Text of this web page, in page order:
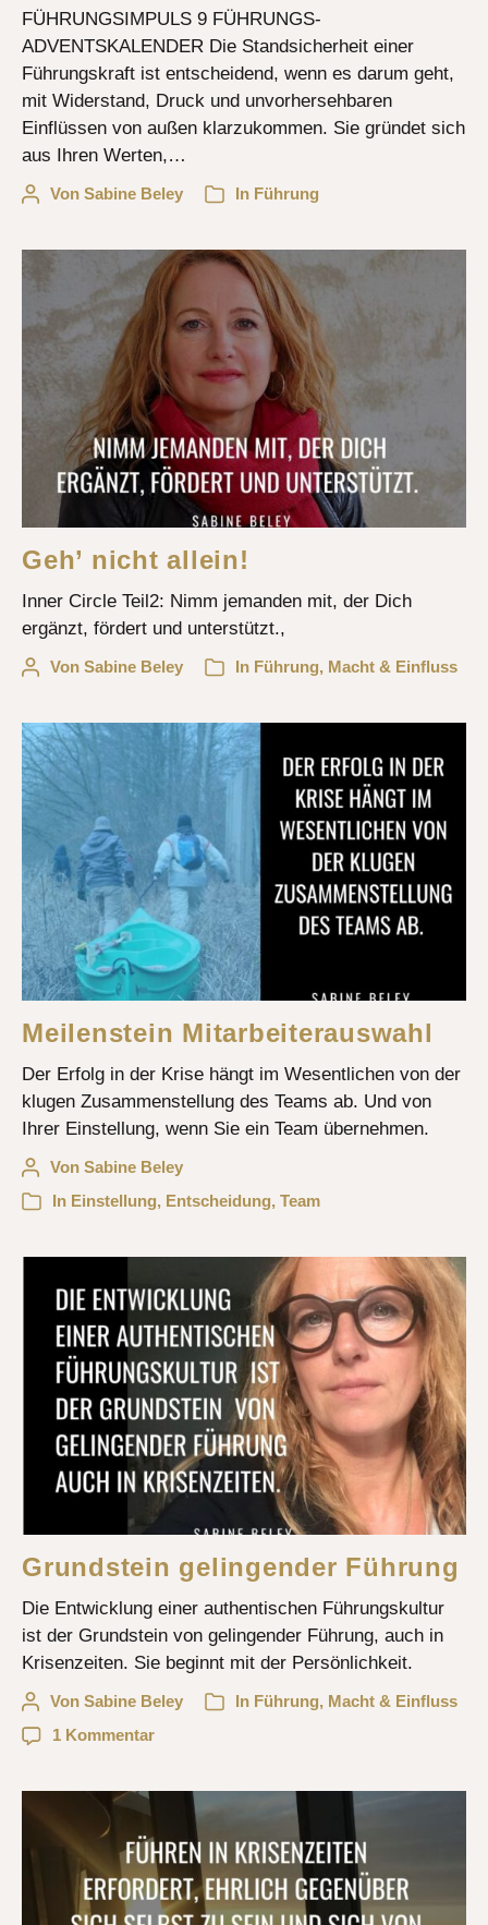
FÜHRUNGSIMPULS 9 FÜHRUNGS-
ADVENTSKALENDER Die Standsicherheit einer
Führungskraft ist entscheidend, wenn es darum geht,
mit Widerstand, Druck und unvorhersehbaren
Einflüssen von außen klarzukommen. Sie gründet sich
aus Ihren Werten,…
Von Sabine Beley In Führung
Geh’ nicht allein!
Inner Circle Teil2: Nimm jemanden mit, der Dich
ergänzt, fördert und unterstützt.,
Von Sabine Beley In Führung, Macht & Einfluss
Meilenstein Mitarbeiterauswahl
Der Erfolg in der Krise hängt im Wesentlichen von der
klugen Zusammenstellung des Teams ab. Und von
Ihrer Einstellung, wenn Sie ein Team übernehmen.
Von Sabine Beley
In Einstellung, Entscheidung, Team
Grundstein gelingender Führung
Die Entwicklung einer authentischen Führungskultur
ist der Grundstein von gelingender Führung, auch in
Krisenzeiten. Sie beginnt mit der Persönlichkeit.
Von Sabine Beley In Führung, Macht & Einfluss
1 Kommentar